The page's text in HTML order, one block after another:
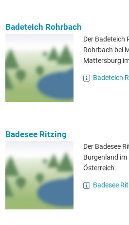
Badeteich Rohrbach
Der Badeteich
Rohrbach bei
Mattersburg
Badeteich
Badesee Ritzing
Der Badesee
Burgenland im
Österreich.
Badesee